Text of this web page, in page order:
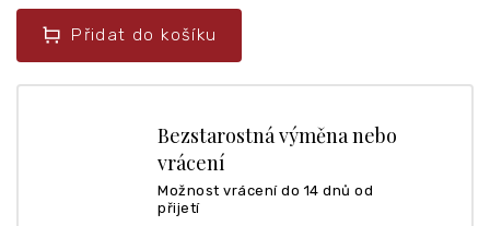
Přidat do košíku
Bezstarostná výměna nebo
vrácení
Možnost vrácení do 14 dnů od
přijetí